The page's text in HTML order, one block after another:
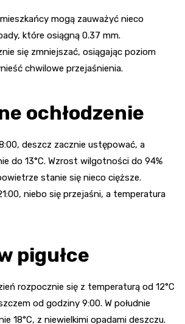
mogą zauważyć nieco
które osiągną 0.37 mm.
się zmniejszać, osiągając poziom
chwilowe przejaśnienia.
ochłodzenie
deszcz zacznie ustępować, a
do 13°C. Wzrost wilgotności do 94%
stanie się nieco cięższe.
niebo się przejaśni, a temperatura
pigułce
rozpocznie się z temperaturą od 12°C
od godziny 9:00. W południe
18°C, z niewielkimi opadami deszczu.